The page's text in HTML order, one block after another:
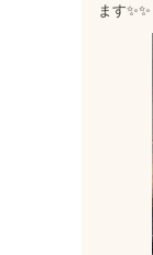
ます✨✨